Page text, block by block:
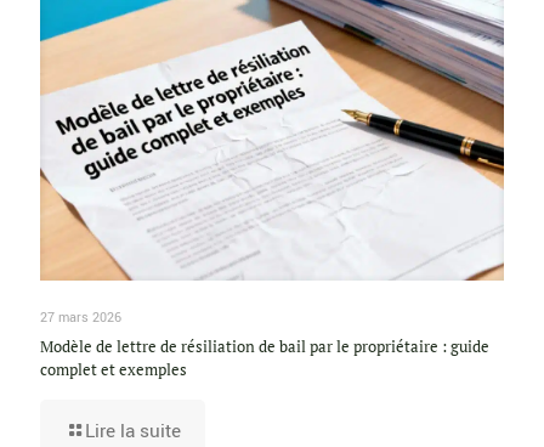
27 mars 2026
Modèle de lettre de résiliation de bail par le propriétaire : guide
complet et exemples
Lire la suite